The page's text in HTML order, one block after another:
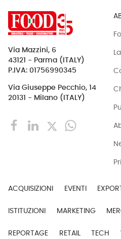
Via Mazzini, 6
43121 - Parma (ITALY)
P.IVA: 01756990345
Via Giuseppe Pecchio, 14
20131 - Milano (ITALY)
ACQUISIZIONI EVENTI
ISTITUZIONI MARKETING
REPORTAGE RETAIL TECH